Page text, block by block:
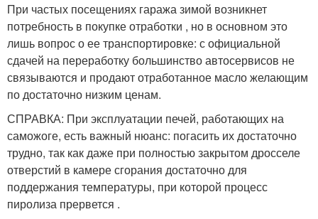
При частых посещениях гаража зимой возникнет
потребность в покупке отработки , но в основном это
лишь вопрос о ее транспортировке: с официальной
сдачей на переработку большинство автосервисов не
связываются и продают отработанное масло желающим
по достаточно низким ценам.
СПРАВКА: При эксплуатации печей, работающих на
саможоге, есть важный нюанс: погасить их достаточно
трудно, так как даже при полностью закрытом дросселе
отверстий в камере сгорания достаточно для
поддержания температуры, при которой процесс
пиролиза прервется .